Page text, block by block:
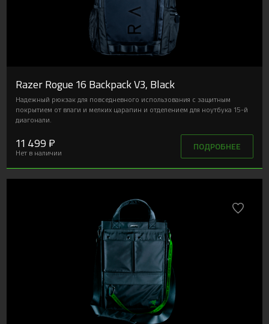
Razer Rogue 16 Backpack V3, Black
Надежный рюкзак для повседневного использования с защитным
покрытием от влаги и мелких царапин и отделением для ноутбука 15-й
диагонали.
11 499 ₽
Нет в наличии
ПОДРОБНЕЕ